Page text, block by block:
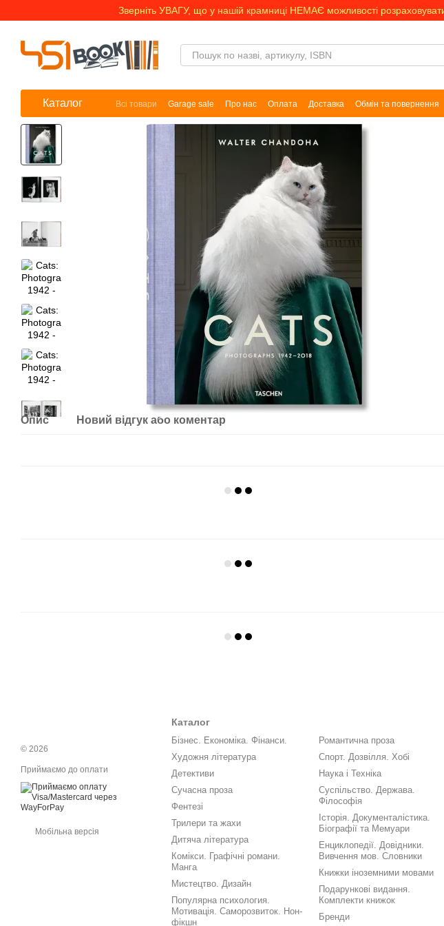
Перейти до основного контентуЗверніть УВАГУ, що у нашій крамниці НЕМАЄ можливості
Каталог Всі товари Garage sale Про нас Оплата Доставка Обмін та повернення
Опис Новий відгук або коментар
© 2026
Приймаємо до оплати
Мобільна версія
Каталог
Бізнес. Економіка. Фінанси.
Художня література
Детективи
Сучасна проза
Фентезі
Трилери та жахи
Дитяча література
Комікси. Графічні романи.
Манга
Мистецтво. Дизайн
Популярна психология.
Мотивація. Саморозвиток. Нон-
фікшн
Романтична проза
Спорт. Дозвілля. Хобі
Наука і Техніка
Суспільство. Держава.
Філософія
Історія. Документалістика.
Біографії та Мемуари
Енциклопедії. Довідники.
Вивчення мов. Словники
Книжки іноземними мовами
Подарункові видання.
Комплекти книжок
Бренди